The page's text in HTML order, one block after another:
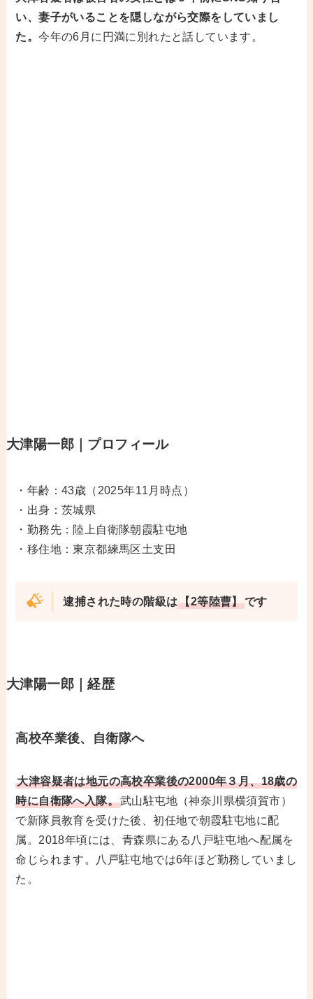
い、妻子がいることを隠しながら交際をしていまし
た。今年の6月に円満に別れたと話しています。
大津陽一郎｜プロフィール
・年齢：43歳（2025年11月時点）
・出身：茨城県
・勤務先：陸上自衛隊朝霞駐屯地
・移住地：東京都練馬区土支田
逮捕された時の階級は【2等陸曹】です
大津陽一郎｜経歴
高校卒業後、自衛隊へ
大津容疑者は地元の高校卒業後の2000年３月、18歳の
時に自衛隊へ入隊。武山駐屯地（神奈川県横須賀市）
で新隊員教育を受けた後、初任地で朝霞駐屯地に配
属。2018年頃には、青森県にある八戸駐屯地へ配属を
命じられます。八戸駐屯地では6年ほど勤務していまし
た。